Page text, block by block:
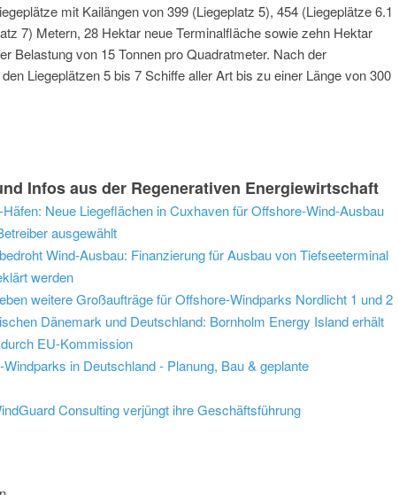
mit Kailängen von 399 (Liegeplatz 5), 454 (Liegeplätze 6.1
7) Metern, 28 Hektar neue Terminalfläche sowie zehn Hektar
Belastung von 15 Tonnen pro Quadratmeter. Nach der
Liegeplätzen 5 bis 7 Schiffe aller Art bis zu einer Länge von 300
Infos aus der Regenerativen Energiewirtschaft
Neue Liegeflächen in Cuxhaven für Offshore-Wind-Ausbau
ausgewählt
Wind-Ausbau: Finanzierung für Ausbau von Tiefseeterminal
werden
weitere Großaufträge für Offshore-Windparks Nordlicht 1 und 2
Dänemark und Deutschland: Bornholm Energy Island erhält
EU-Kommission
in Deutschland - Planung, Bau & geplante
Consulting verjüngt ihre Geschäftsführung